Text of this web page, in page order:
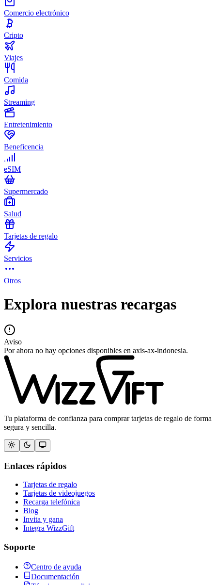
Comercio electrónico
Cripto
Viajes
Comida
Streaming
Entretenimiento
Beneficencia
eSIM
Supermercado
Salud
Tarjetas de regalo
Servicios
Otros
Explora nuestras recargas
Aviso
Por ahora no hay opciones disponibles en axis-ax-indonesia.
Tu plataforma de confianza para comprar tarjetas de regalo de forma
segura y sencilla.
Enlaces rápidos
Tarjetas de regalo
Tarjetas de videojuegos
Recarga telefónica
Blog
Invita y gana
Integra WizzGift
Soporte
Centro de ayuda
Documentación